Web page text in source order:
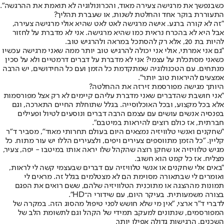
כשבנפשך את מרגישה צעירה מאוד, והכרונולוגיה לא תואמת את ההרגשה".
התעוררת בוקר אחד והחלטת לשנות, או שעברת תהליך?
"זה לא קורה ברגע. אישה מרגישה לאט לאט שהיא אולי מרגישה צעירה,
אבל היא לא בהכרח נראית כמו שהיא מרגישה. אני לא מדברת על לחזור
להיות בת 20, אלא רק להסתכל במראה ולהרגיש טוב.
"גם אני אמרתי, אולי אני יכולה להרגיש טוב יותר ממה שאני מרגישה עכשיו
כשאני מסתכלת על עצמי? אני לא מדברת על דברים דרמטיים ולא על סכין
מנתחים. עם הטכנולוגיה שמתקדמת כל הזמן ועם כל החידושים, יש הרבה
אמצעים להיראות טוב יותר".
היותך מגישה מפורסמת זירזה את ההחלטה?
"אני חושבת שהדברים שאני מדברת עליהם קיימים לא רק אצל מפורסמות
אלא בכל מקצוע, ובכל האוכלוסייה. בגלל שתוחלת החיים התארכה, וגם
בפנסיה אנשים עושים עם עצמם הרבה דברים ונוסעים לטיול ופעילים
חברתית, אז כולם רוצים להיראות במיטבם".
"שחקנים ואנשי טלוויזיה נמצאים היום בעולם תחרותי מאוד", מסביר ד"ר
קליין. "כל הזמן מתווספים צעירים ויפים, ולצעירים הללו יש עור מתוח. כל
מגיש טלוויזיה או שחקן רוצה שהקהל שלו יראה אותו במיטבו - יפה, צעיר,
מצליח. אז כל קמט הוא חשוב.
"באים אלי שחקנים או אנשי טלוויזיה עם דברים שבעצמי קשה לי לראות,
ואומרים לי שבתאורה מסוימת הם לא מצטלמים בגלל זה. מראים לי
תמונות מההצגה או מתוכנית הטלוויזיה שלהם, ששם רואים את הפגם
בצורה משמעותית. בעיקר היום, עם שידורי ה־HD".
לדברי ד"ר ארצי, "אין מי שלא חושש לפני טיפול מהסוג הזה. במקרה של
המפורסמים, שנתונים למעקב תמידי של הקהל וגם לתשומת הלב של
השכנים, הרגישות גדולה אפילו יותר.